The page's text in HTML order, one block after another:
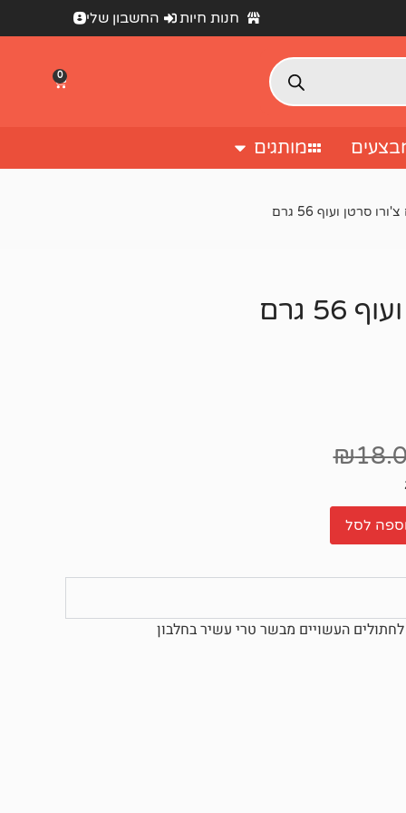
חנות חיות החשבון שלי
0
מותגים
סרטן ועוף 56 גרם
גרם
₪
לסל
לחתולים העשויים מבשר טרי עשיר בחלבון